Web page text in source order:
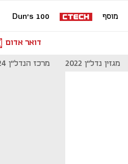
מוסף Dun's 100
דואר אדום
מגזין נדל"ן 2022 מרכז הנדל"ן 2024